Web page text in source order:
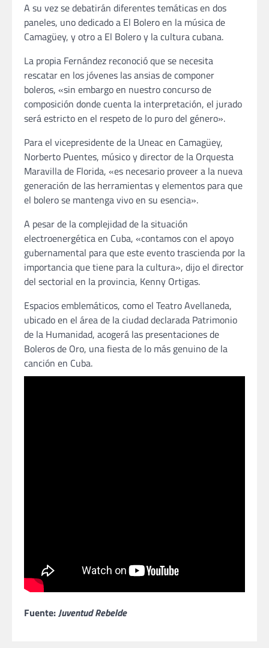
A su vez se debatirán diferentes temáticas en dos
paneles, uno dedicado a El Bolero en la música de
Camagüey, y otro a El Bolero y la cultura cubana.
La propia Fernández reconoció que se necesita
rescatar en los jóvenes las ansias de componer
boleros, «sin embargo en nuestro concurso de
composición donde cuenta la interpretación, el jurado
será estricto en el respeto de lo puro del género».
Para el vicepresidente de la Uneac en Camagüey,
Norberto Puentes, músico y director de la Orquesta
Maravilla de Florida, «es necesario proveer a la nueva
generación de las herramientas y elementos para que
el bolero se mantenga vivo en su esencia».
A pesar de la complejidad de la situación
electroenergética en Cuba, «contamos con el apoyo
gubernamental para que este evento trascienda por la
importancia que tiene para la cultura», dijo el director
del sectorial en la provincia, Kenny Ortigas.
Espacios emblemáticos, como el Teatro Avellaneda,
ubicado en el área de la ciudad declarada Patrimonio
de la Humanidad, acogerá las presentaciones de
Boleros de Oro, una fiesta de lo más genuino de la
canción en Cuba.
Fuente:Juventud Rebelde